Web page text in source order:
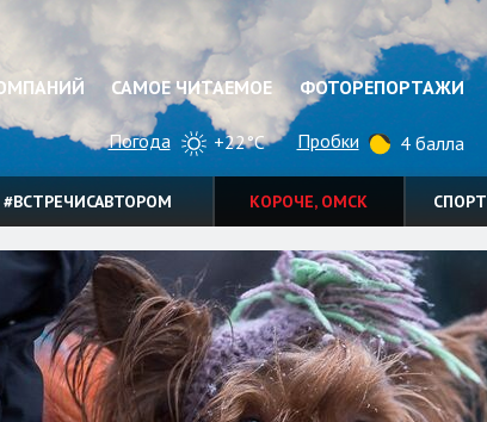
САМОЕ ЧИТАЕМОЕ ФОТОРЕПОРТАЖИ
Погода +22°C Пробки 4 балла
#ВСТРЕЧИСАВТОРОМ КОРОЧЕ, ОМСК СПОРТ